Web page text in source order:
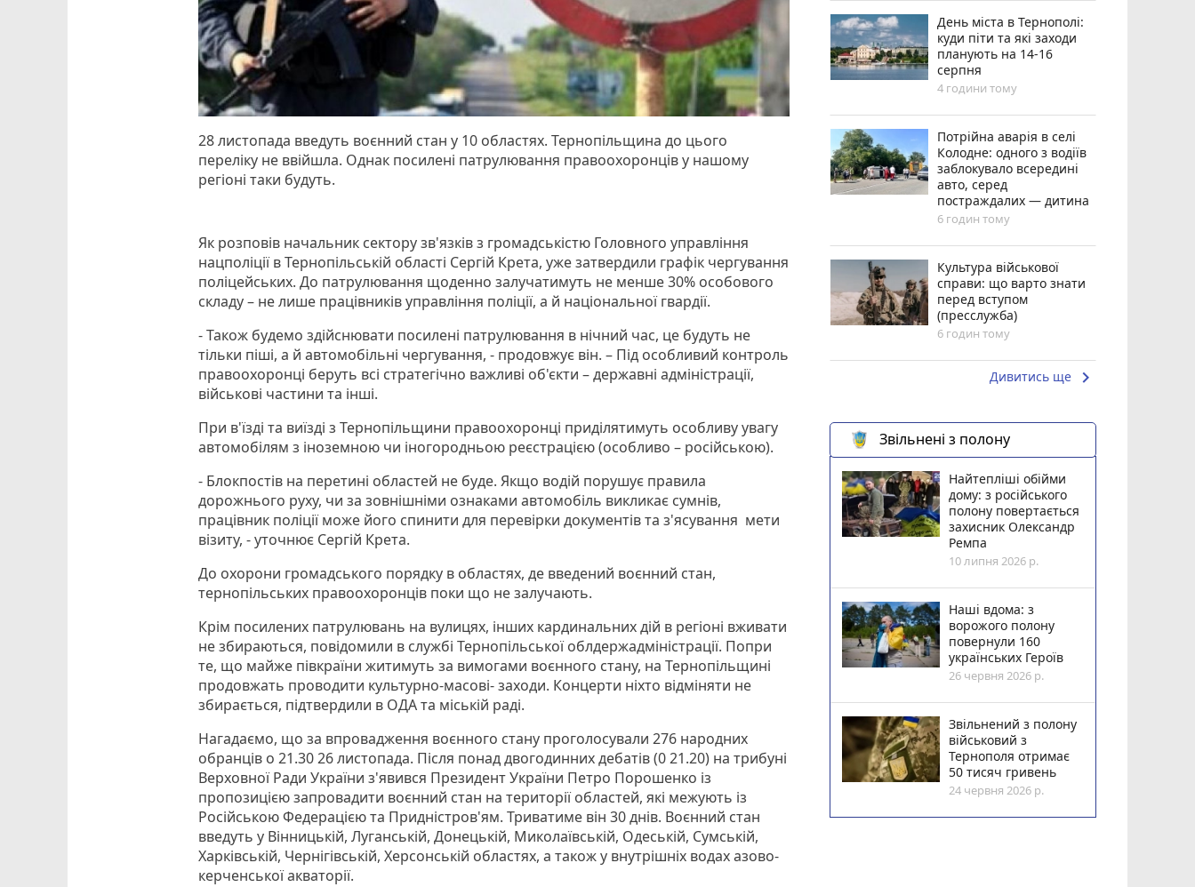
28 листопада введуть воєнний стан у 10 областях. Тернопільщина до цього
переліку не ввійшла. Однак посилені патрулювання правоохоронців у нашому
регіоні таки будуть.
Як розповів начальник сектору зв'язків з громадськістю Головного управління
нацполіції в Тернопільській області Сергій Крета, уже затвердили графік чергування
поліцейських. До патрулювання щоденно залучатимуть не менше 30% особового
складу – не лише працівників управління поліції, а й національної гвардії.
- Також будемо здійснювати посилені патрулювання в нічний час, це будуть не
тільки піші, а й автомобільні чергування, - продовжує він. – Під особливий контроль
правоохоронці беруть всі стратегічно важливі об'єкти – державні адміністрації,
військові частини та інші.
При в'їзді та виїзді з Тернопільщини правоохоронці приділятимуть особливу увагу
автомобілям з іноземною чи іногородньою реєстрацією (особливо – російською).
- Блокпостів на перетині областей не буде. Якщо водій порушує правила
дорожнього руху, чи за зовнішніми ознаками автомобіль викликає сумнів,
працівник поліції може його спинити для перевірки документів та з'ясування мети
візиту, - уточнює Сергій Крета.
До охорони громадського порядку в областях, де введений воєнний стан,
тернопільських правоохоронців поки що не залучають.
Крім посилених патрулювань на вулицях, інших кардинальних дій в регіоні вживати
не збираються, повідомили в службі Тернопільської облдержадміністрації. Попри
те, що майже півкраїни житимуть за вимогами воєнного стану, на Тернопільщині
продовжать проводити культурно-масові- заходи. Концерти ніхто відміняти не
збирається, підтвердили в ОДА та міській раді.
Нагадаємо, що за впровадження воєнного стану проголосували 276 народних
обранців о 21.30 26 листопада. Після понад двогодинних дебатів (0 21.20) на трибуні
Верховної Ради України з'явився Президент України Петро Порошенко із
пропозицією запровадити воєнний стан на території областей, які межують із
Російською Федерацією та Придністров'ям. Триватиме він 30 днів. Воєнний стан
введуть у Вінницькій, Луганській, Донецькій, Миколаївській, Одеській, Сумській,
Харківській, Чернігівській, Херсонській областях, а також у внутрішніх водах азово-
керченської акваторії.
День міста в Тернополі:
куди піти та які заходи
планують на 14-16
серпня
4 години тому
Потрійна аварія в селі
Колодне: одного з водіїв
заблокувало всередині
авто, серед
постраждалих — дитина
6 годин тому
Культура військової
справи: що варто знати
перед вступом
(пресслужба)
6 годин тому
Дивитись ще keyboard_arrow_right
Звільнені з полону
Найтепліші обійми
дому: з російського
полону повертається
захисник Олександр
Ремпа
10 липня 2026 р.
Наші вдома: з
ворожого полону
повернули 160
українських Героїв
26 червня 2026 р.
Звільнений з полону
військовий з
Тернополя отримає
50 тисяч гривень
24 червня 2026 р.